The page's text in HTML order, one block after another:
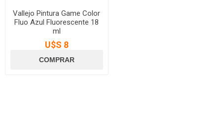
Vallejo Pintura Game Color
Fluo Azul Fluorescente 18
ml
U$S 8